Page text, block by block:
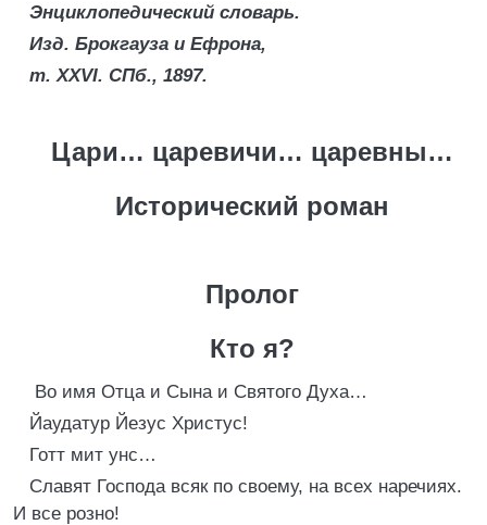
Энциклопедический словарь.
Изд. Брокгауза и Ефрона,
т. XXVI. СПб., 1897.
Цари… царевичи… царевны…
Исторический роман
Пролог
Кто я?
Во имя Отца и Сына и Святого Духа…
Йаудатур Йезус Христус!
Готт мит унс…
Славят Господа всяк по своему, на всех наречиях.
И все розно!